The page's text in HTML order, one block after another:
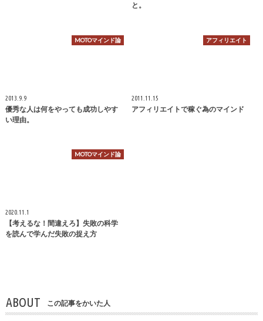
と。
MOTOマインド論
2013.9.9
優秀な人は何をやっても成功しやす
い理由。
アフィリエイト
2011.11.15
アフィリエイトで稼ぐ為のマインド
MOTOマインド論
2020.11.1
【考えるな！間違えろ】失敗の科学
を読んで学んだ失敗の捉え方
ABOUT この記事をかいた人